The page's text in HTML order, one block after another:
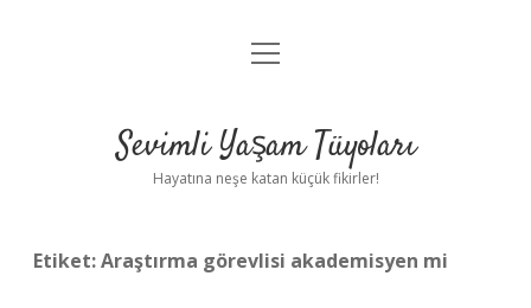
Anasayfa
Yasal Uyarı
menüyü
Sevimli Yaşam Tüyoları
Hayatına neşe katan küçük fikirler!
Etiket:Araştırma görevlisi akademisyen mi